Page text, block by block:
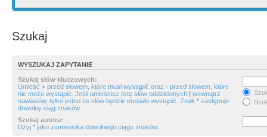
Szukaj
WYSZUKAJ ZAPYTANIE
Szukaj słów kluczowych:
Umieść + przed słowem, które musi wystąpić oraz - przed słowem, które
nie może wystąpić. Jeśli umieścisz listę słów oddzielonych | wewnątrz
nawiasów, tylko jedno ze słów będzie musiało wystąpić. Znak * zastępuje
dowolny ciąg znaków.
Szukaj autora:
Użyj * jako zamiennika dowolnego ciągu znaków.